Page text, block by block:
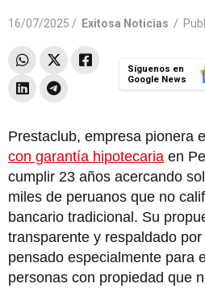
16/07/2025 / Exitosa Noticias /
Síguenos en
Google News
Prestaclub, empresa pionera
con garantía hipotecaria en
cumplir 23 años acercando
miles de peruanos que no
bancario tradicional. Su
transparente y respaldado
pensado especialmente para
personas con propiedad que